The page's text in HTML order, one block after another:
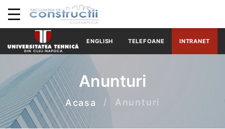
ENGLISH TELEFOANE INTRANET
Anunturi
Acasa Anunturi